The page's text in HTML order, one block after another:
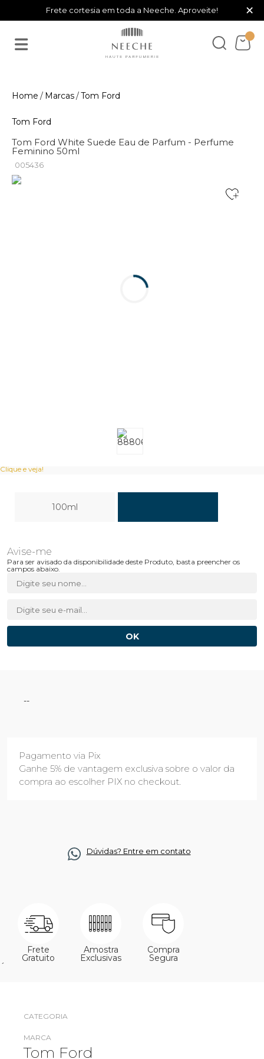
Frete cortesia em toda a Neeche. Aproveite! ×
Marcas Tom Ford
Tom Ford
Tom Ford White Suede Eau de Parfum - Perfume
Feminino 50ml
005436
Clique e veja!
100ml
Para ser avisado da disponibilidade deste Produto, basta preencher os
campos abaixo.
--
Pagamento via Pix
Ganhe 5% de vantagem exclusiva sobre o valor da
compra ao escolher PIX no checkout.
Dúvidas? Entre em contato
Frete
Gratuito
Amostra
Exclusivas
Compra
Segura
´
CATEGORIA
MARCA
Tom Ford